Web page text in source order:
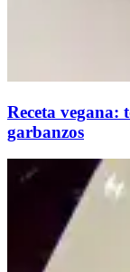
Receta vegana:
garbanzos